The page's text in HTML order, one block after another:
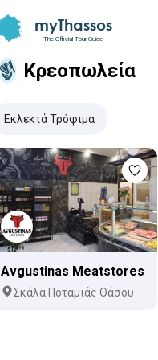
myThassos
The Official Tour Guide
Κρεοπωλεία
Eκλεκτά Τρόφιμα
Avgustinas Meatstores
Σκάλα Ποταμιάς Θάσου